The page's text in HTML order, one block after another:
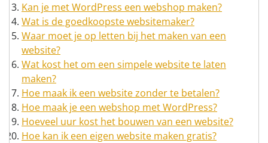
Kan je met WordPress een webshop maken?
Wat is de goedkoopste websitemaker?
Waar moet je op letten bij het maken van een
website?
Wat kost het om een simpele website te laten
maken?
Hoe maak ik een website zonder te betalen?
Hoe maak je een webshop met WordPress?
Hoeveel uur kost het bouwen van een website?
Hoe kan ik een eigen website maken gratis?